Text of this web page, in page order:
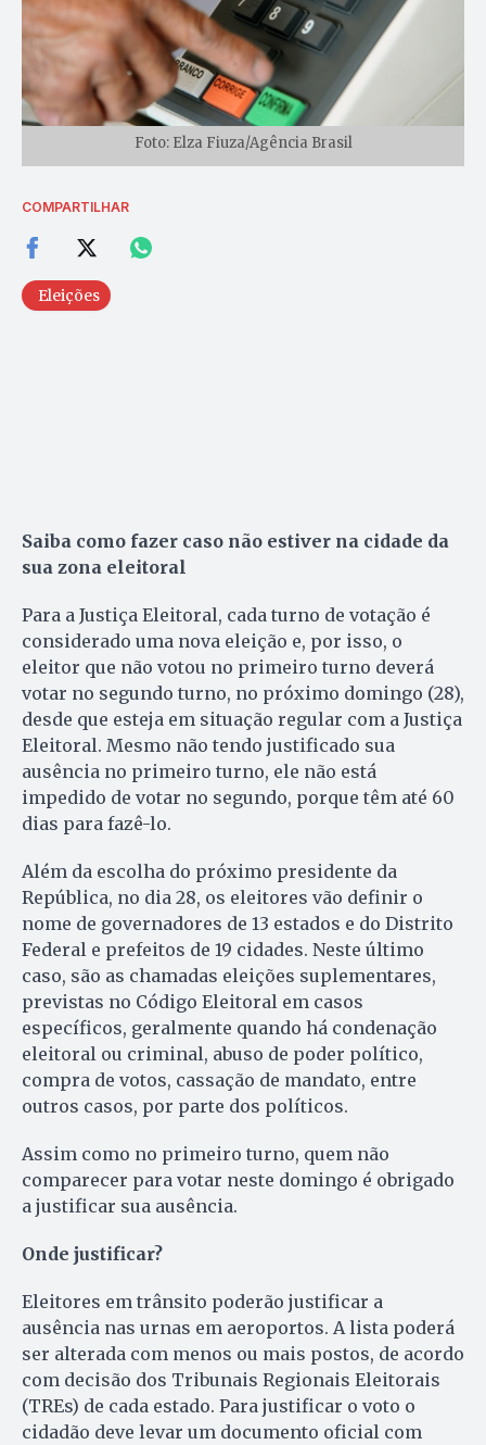
Foto: Elza Fiuza/Agência Brasil
COMPARTILHAR
Eleições
Saiba como fazer caso não estiver na cidade da
sua zona eleitoral
Para a Justiça Eleitoral, cada turno de votação é
considerado uma nova eleição e, por isso, o
eleitor que não votou no primeiro turno deverá
votar no segundo turno, no próximo domingo (28),
desde que esteja em situação regular com a Justiça
Eleitoral. Mesmo não tendo justificado sua
ausência no primeiro turno, ele não está
impedido de votar no segundo, porque têm até 60
dias para fazê-lo.
Além da escolha do próximo presidente da
República, no dia 28, os eleitores vão definir o
nome de governadores de 13 estados e do Distrito
Federal e prefeitos de 19 cidades. Neste último
caso, são as chamadas eleições suplementares,
previstas no Código Eleitoral em casos
específicos, geralmente quando há condenação
eleitoral ou criminal, abuso de poder político,
compra de votos, cassação de mandato, entre
outros casos, por parte dos políticos.
Assim como no primeiro turno, quem não
comparecer para votar neste domingo é obrigado
a justificar sua ausência.
Onde justificar?
Eleitores em trânsito poderão justificar a
ausência nas urnas em aeroportos. A lista poderá
ser alterada com menos ou mais postos, de acordo
com decisão dos Tribunais Regionais Eleitorais
(TREs) de cada estado. Para justificar o voto o
cidadão deve levar um documento oficial com